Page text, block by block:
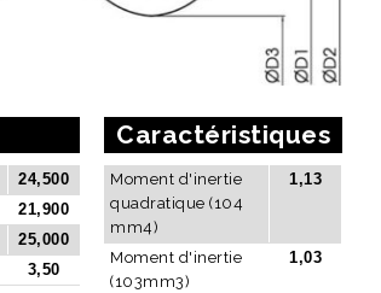
24,500
21,900
25,000
3,50
Caractéristiques
Moment d'inertie
quadratique (104
mm4)
1,13
Moment d'inertie
(103mm3)
1,03